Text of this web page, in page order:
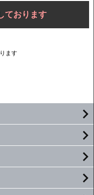
ております
ます